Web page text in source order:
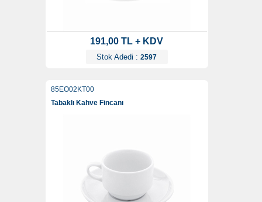
191,00 TL + KDV
Stok Adedi : 2597
85EO02KT00
Tabaklı Kahve Fincanı